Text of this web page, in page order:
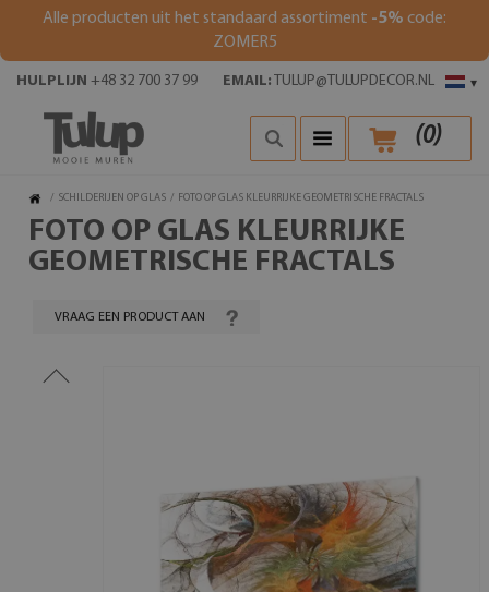
Alle producten uit het standaard assortiment -5% code:
ZOMER5
▾
HULPLIJN +48 32 700 37 99 EMAIL: TULUP@TULUPDECOR.NL
(0)
/ SCHILDERIJEN OP GLAS / FOTO OP GLAS KLEURRIJKE GEOMETRISCHE FRACTALS
FOTO OP GLAS KLEURRIJKE
GEOMETRISCHE FRACTALS
VRAAG EEN PRODUCT AAN